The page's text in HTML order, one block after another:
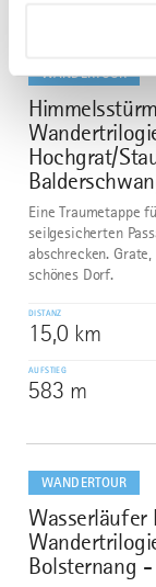
WANDERTOUR
5
Hochgrat/
Eine Traumetappe
seilgesicherten
abschrecken.
schönes Dorf.
DISTANZ
15,0 km
AUFSTIEG
583 m
WANDERTOUR
6
Wasserläufer
Bolsternang
dazu